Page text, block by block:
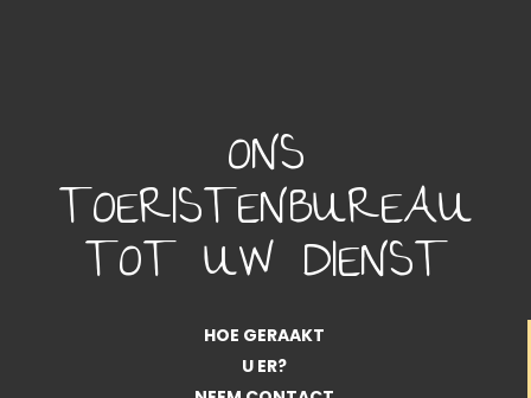
ONS
TOERISTENBUREAU
TOT UW DIENST
HOE GERAAKT
U ER?